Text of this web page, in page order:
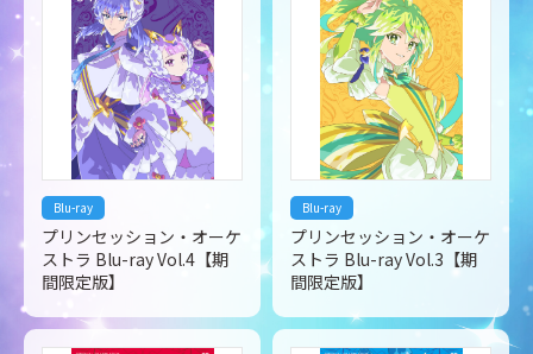
Blu-ray
プリンセッション・オーケ
ストラ Blu-ray Vol.4【期
間限定版】
Blu-ray
プリンセッション・オーケ
ストラ Blu-ray Vol.3【期
間限定版】